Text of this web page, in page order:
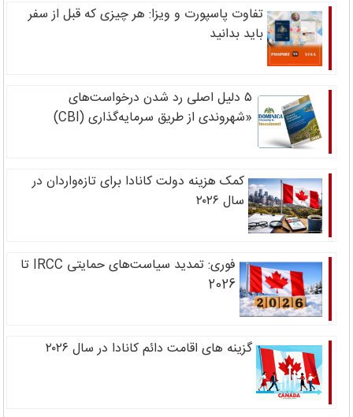
تفاوت پاسپورت و ویزا: هر چیزی که قبل از سفر
باید بدانید
۵ دلیل اصلی رد شدن درخواست‌های
«شهروندی از طریق سرمایه‌گذاری (CBI)
کمک هزینه دولت کانادا برای تازه‌واردان در
سال ۲۰۲۶
فوری: تمدید سیاست‌های حمایتی IRCC تا
2026
گزینه های اقامت دائم کانادا در سال ۲۰۲۶